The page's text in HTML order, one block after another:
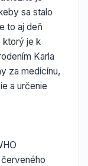
sa stalo
to aj deň
ktorý je k
Karla
za medicínu,
a určenie